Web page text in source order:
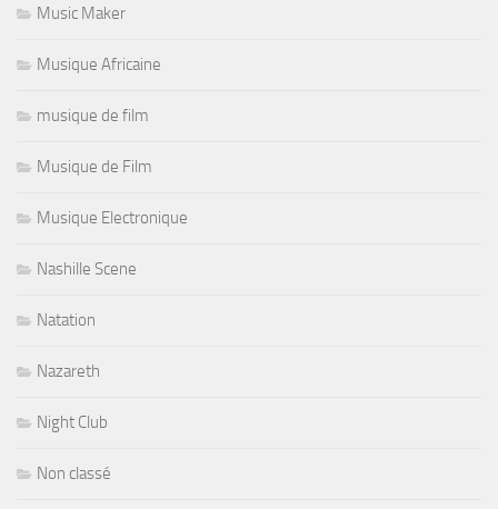
Music Maker
Musique Africaine
musique de film
Musique de Film
Musique Electronique
Nashille Scene
Natation
Nazareth
Night Club
Non classé